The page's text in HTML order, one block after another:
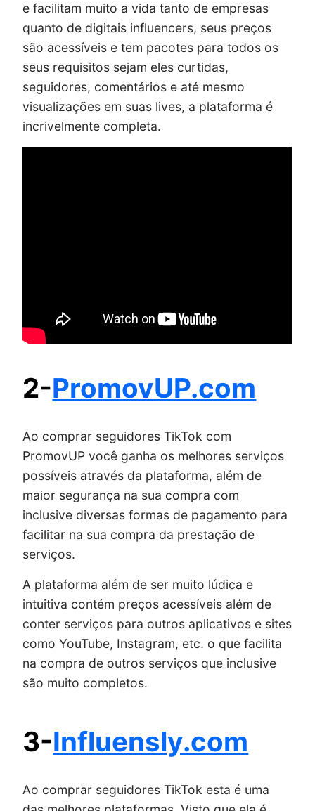
e facilitam muito a vida tanto de empresas
quanto de digitais influencers, seus preços
são acessíveis e tem pacotes para todos os
seus requisitos sejam eles curtidas,
seguidores, comentários e até mesmo
visualizações em suas lives, a plataforma é
incrivelmente completa.
2-PromovUP.com
Ao comprar seguidores TikTok com
PromovUP você ganha os melhores serviços
possíveis através da plataforma, além de
maior segurança na sua compra com
inclusive diversas formas de pagamento para
facilitar na sua compra da prestação de
serviços.
A plataforma além de ser muito lúdica e
intuitiva contém preços acessíveis além de
conter serviços para outros aplicativos e sites
como YouTube, Instagram, etc. o que facilita
na compra de outros serviços que inclusive
são muito completos.
3-Influensly.com
Ao comprar seguidores TikTok esta é uma